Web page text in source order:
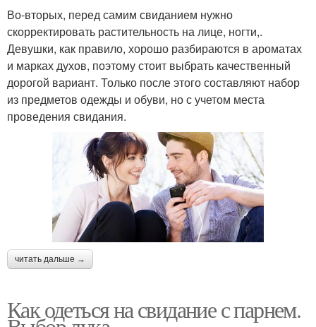
Во-вторых, перед самим свиданием нужно
скорректировать растительность на лице, ногти,.
Девушки, как правило, хорошо разбираются в ароматах
и марках духов, поэтому стоит выбрать качественный
дорогой вариант. Только после этого составляют набор
из предметов одежды и обуви, но с учетом места
проведения свидания.
читать дальше →
Как одеться на свидание с парнем.